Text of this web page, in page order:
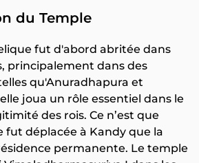
du Temple
fut d'abord abritée dans
principalement dans des
qu'Anuradhapura et
joua un rôle essentiel dans le
des rois. Ce n’est que
fut déplacée à Kandy que la
permanente. Le temple